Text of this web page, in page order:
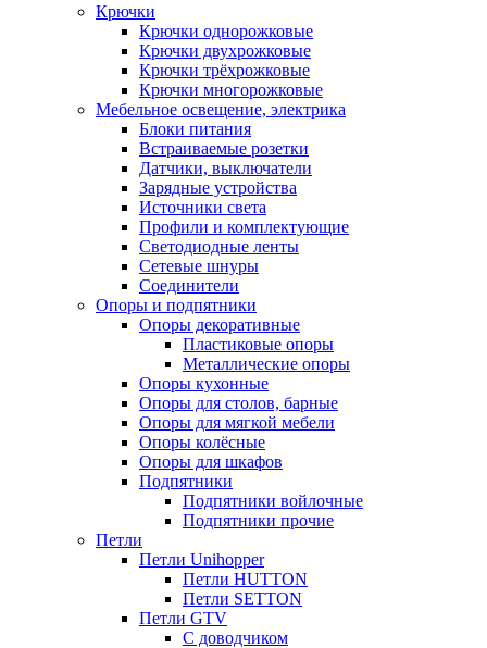
Крючки
Крючки однорожковые
Крючки двухрожковые
Крючки трёхрожковые
Крючки многорожковые
Мебельное освещение, электрика
Блоки питания
Встраиваемые розетки
Датчики, выключатели
Зарядные устройства
Источники света
Профили и комплектующие
Светодиодные ленты
Сетевые шнуры
Соединители
Опоры и подпятники
Опоры декоративные
Пластиковые опоры
Металлические опоры
Опоры кухонные
Опоры для столов, барные
Опоры для мягкой мебели
Опоры колёсные
Опоры для шкафов
Подпятники
Подпятники войлочные
Подпятники прочие
Петли
Петли Unihopper
Петли HUTTON
Петли SETTON
Петли GTV
С доводчиком